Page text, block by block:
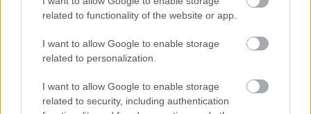
related to functionality of the website or app.
I want to allow Google to enable storage
related to personalization.
I want to allow Google to enable storage
related to security, including authentication
Rzeszów > Klasa B, gr. II na pewno znajdziesz takie informacje na naszym
portalu. Możliwe jednak, że nigdzie nie pojawi się stream online z tego
Asseco Resovia| Developres Rzeszów |ITA TOOLS Stal Mielec
Cellfast Wilki Krosno| Texom Stal Rzeszów|Stal Mielec